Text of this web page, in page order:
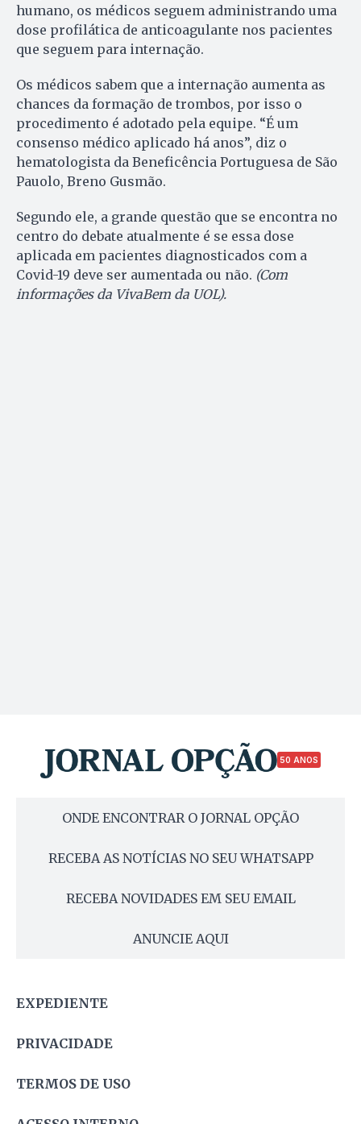
humano, os médicos seguem administrando uma
dose profilática de anticoagulante nos pacientes
que seguem para internação.
Os médicos sabem que a internação aumenta as
chances da formação de trombos, por isso o
procedimento é adotado pela equipe. “É um
consenso médico aplicado há anos”, diz o
hematologista da Beneficência Portuguesa de São
Pauolo, Breno Gusmão.
Segundo ele, a grande questão que se encontra no
centro do debate atualmente é se essa dose
aplicada em pacientes diagnosticados com a
Covid-19 deve ser aumentada ou não. (Com
informações da VivaBem da UOL).
50 ANOS
ONDE ENCONTRAR O JORNAL OPÇÃO
RECEBA AS NOTÍCIAS NO SEU WHATSAPP
RECEBA NOVIDADES EM SEU EMAIL
ANUNCIE AQUI
EXPEDIENTE
PRIVACIDADE
TERMOS DE USO